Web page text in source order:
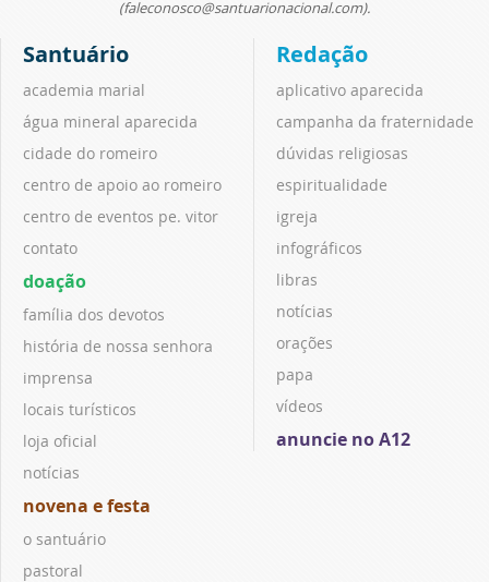
(faleconosco@santuarionacional.com).
Santuário
academia marial
água mineral aparecida
cidade do romeiro
centro de apoio ao romeiro
centro de eventos pe. vitor
contato
doação
família dos devotos
história de nossa senhora
imprensa
locais turísticos
loja oficial
notícias
novena e festa
o santuário
pastoral
Redação
aplicativo aparecida
campanha da fraternidade
dúvidas religiosas
espiritualidade
igreja
infográficos
libras
notícias
orações
papa
vídeos
anuncie no A12